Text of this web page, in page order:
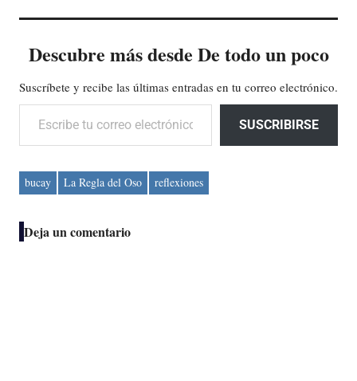
Descubre más desde De todo un poco
Suscríbete y recibe las últimas entradas en tu correo electrónico.
Escribe tu correo electrónico…
SUSCRIBIRSE
bucay La Regla del Oso reflexiones
Deja un comentario